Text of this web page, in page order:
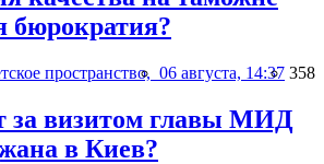
бюрократия?
пространство, 06 августа, 14:37 358
за визитом главы МИД
в Киев?